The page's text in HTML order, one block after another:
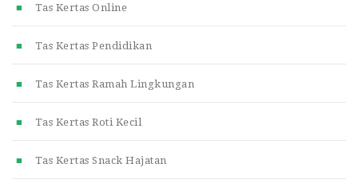
Tas Kertas Online
Tas Kertas Pendidikan
Tas Kertas Ramah Lingkungan
Tas Kertas Roti Kecil
Tas Kertas Snack Hajatan